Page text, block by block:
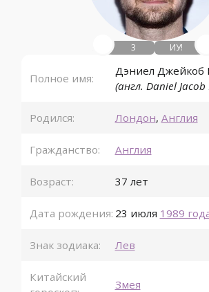
3 ИУ!
Полное имя:
Дэниел Джейкоб
(англ. Daniel
Родился: Лондон, Англия
Гражданство: Англия
Возраст: 37 лет
Дата рождения: 23 июля 1989
Знак зодиака: Лев
Китайский
Змея